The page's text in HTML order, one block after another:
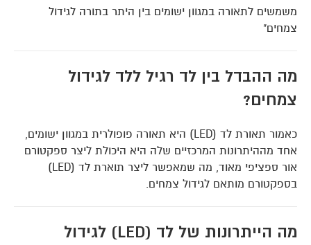
משמשים לתאורה במגוון ישומים בין היתר בתורה לגידול
צמחים"
מה ההבדל בין לד רגיל ללד לגידול
צמחים?
כאמור תאורת לד (LED) היא תאורה פופולרית במגוון ישומים,
אחד מההיתרונות המרכזיים שלה היא היכולת ליצר ספקטורם
אור ספציפי מאוד, מה שמאפשר ליצר תוארת לד (LED)
בספקטורם מותאם לגידול צמחים.
מה הייתרונות של לד (LED) לגידול